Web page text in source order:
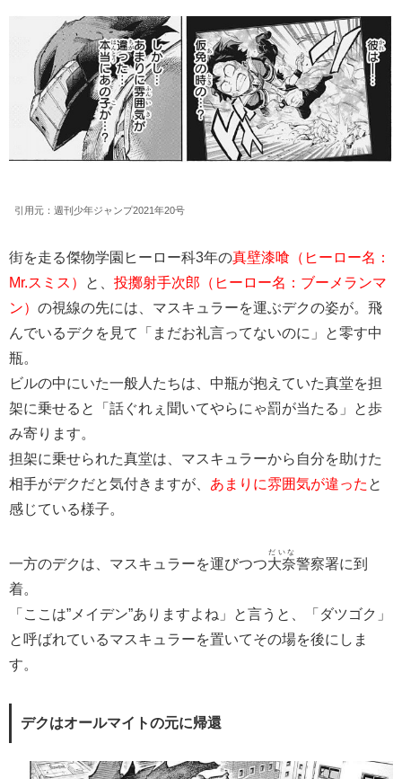
引用元：週刊少年ジャンプ2021年20号
街を走る傑物学園ヒーロー科3年の真壁漆喰（ヒーロー名：
Mr.スミス）
と、 投擲射手次郎（ヒーロー名：ブーメランマ
ン） の視線の先には、マスキュラーを運ぶデクの姿が。飛
んでいるデクを見て「まだお礼言ってないのに」と零す中
瓶。
ビルの中にいた一般人たちは、中瓶が抱えていた真堂を担
架に乗せると「話ぐれぇ聞いてやらにゃ罰が当たる」と歩
み寄ります。
担架に乗せられた真堂は、マスキュラーから自分を助けた
相手がデクだと気付きますが、 あまりに雰囲気が違った と
感じている様子。
一方のデクは、マスキュラーを運びつつ大奈
だいな
警察署に到
着。
「ここは”メイデン”ありますよね」と言うと、「ダツゴク」
と呼ばれているマスキュラーを置いてその場を後にしま
す。
デクはオールマイトの元に帰還